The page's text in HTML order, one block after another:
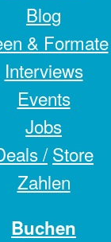
Blog
& Formate
Interviews
Events
Jobs
/ Store
Zahlen
Buchen